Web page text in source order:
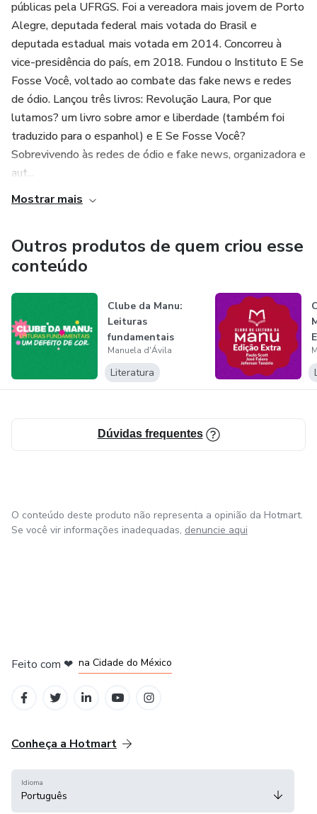
para aqueles que desejam voltar a ler, ler mais ou
descobrir novas autoras. Com uma proposta envolvente e
acessível, o clube proporciona uma experiência literária
estimulante e inspiradora.
públicas pela UFRGS. Foi a vereadora mais jovem de Porto
Alegre, deputada federal mais votada do Brasil e
deputada estadual mais votada em 2014. Concorreu à
vice-presidência do país, em 2018. Fundou o Instituto E Se
Fosse Você, voltado ao combate das fake news e redes
de ódio. Lançou três livros: Revolução Laura, Por que
lutamos? um livro sobre amor e liberdade (também foi
traduzido para o espanhol) e E Se Fosse Você?
Sobrevivendo às redes de ódio e fake news, organizadora e
aut...
Mostrar mais
Outros produtos de quem criou esse
conteúdo
Clube da Manu:
Leituras
fundamentais
Manuela d'Ávila
Literatura
Dúvidas frequentes
O conteúdo deste produto não representa a opinião da Hotmart.
Se você vir informações inadequadas, denuncie aqui
Feito com ❤ na Cidade do México
Conheça a Hotmart
Idioma
Português